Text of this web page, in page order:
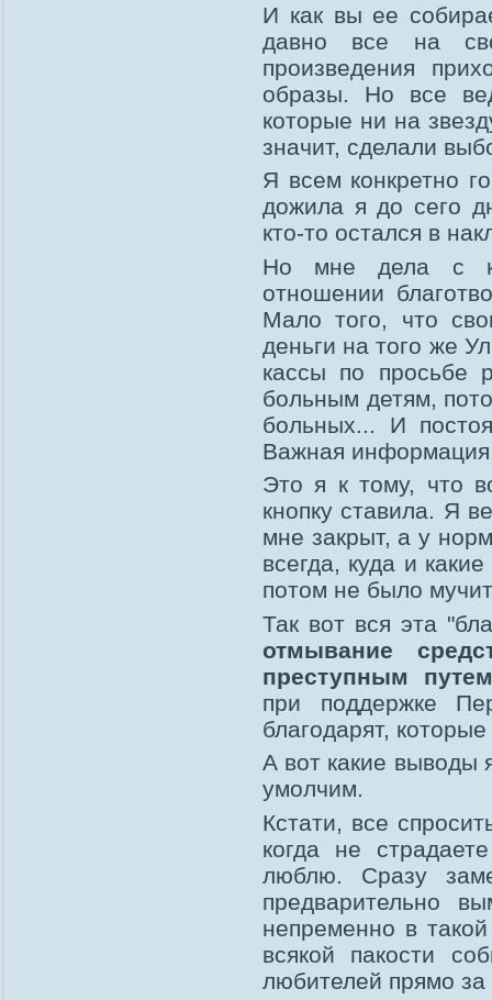
И как вы ее
давно все на
произведения
образы. Но все
которые ни на
значит, сделали
Я всем конкретно
дожила я до сего
кто-то остался в
Но мне дела с
отношении
Мало того, что
деньги на того же
кассы по просьбе
больным детям,
больных... И
Важная
Это я к тому, что
кнопку ставила. Я
мне закрыт, а у
всегда, куда и
потом не было
Так вот вся эта
отмывание
преступным
при поддержке
благодарят,
А вот какие выводы
умолчим.
Кстати, все
когда не
люблю. Сразу
предварительно
непременно в
всякой пакости
любителей прямо